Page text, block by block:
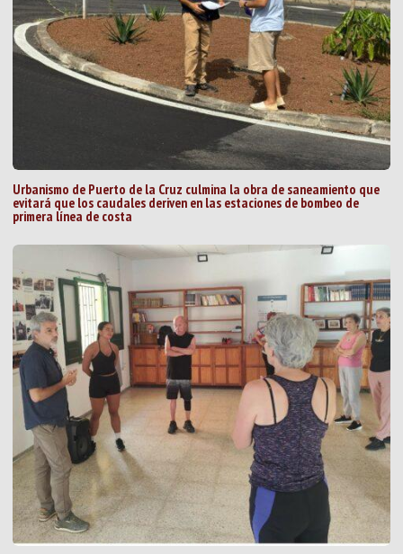
Urbanismo de Puerto de la Cruz culmina la obra de saneamiento que
evitará que los caudales deriven en las estaciones de bombeo de
primera línea de costa